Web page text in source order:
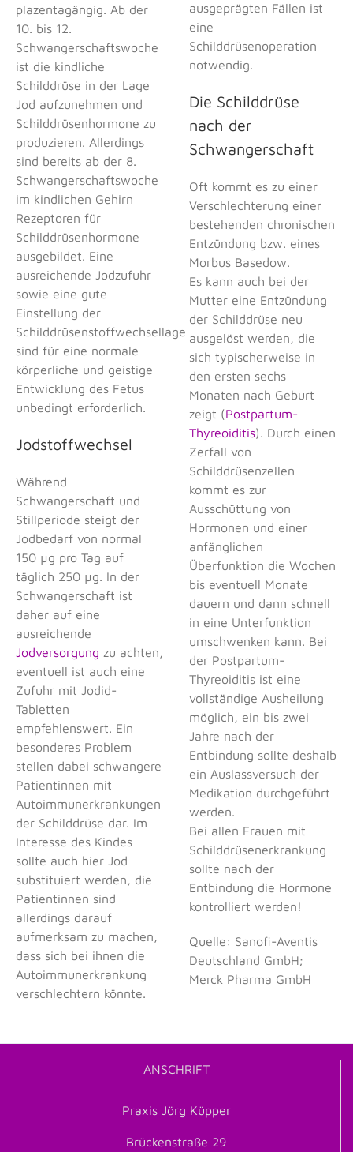
plazentagängig. Ab der
10. bis 12.
Schwangerschaftswoche
ist die kindliche
Schilddrüse in der Lage
Jod aufzunehmen und
Schilddrüsenhormone zu
produzieren. Allerdings
sind bereits ab der 8.
Schwangerschaftswoche
im kindlichen Gehirn
Rezeptoren für
Schilddrüsenhormone
ausgebildet. Eine
ausreichende Jodzufuhr
sowie eine gute
Einstellung der
Schilddrüsenstoffwechsellage
sind für eine normale
körperliche und geistige
Entwicklung des Fetus
unbedingt erforderlich.
Jodstoffwechsel
Während
Schwangerschaft und
Stillperiode steigt der
Jodbedarf von normal
150 µg pro Tag auf
täglich 250 µg. In der
Schwangerschaft ist
daher auf eine
ausreichende
Jodversorgung zu achten,
eventuell ist auch eine
Zufuhr mit Jodid-
Tabletten
empfehlenswert. Ein
besonderes Problem
stellen dabei schwangere
Patientinnen mit
Autoimmunerkrankungen
der Schilddrüse dar. Im
Interesse des Kindes
sollte auch hier Jod
substituiert werden, die
Patientinnen sind
allerdings darauf
aufmerksam zu machen,
dass sich bei ihnen die
Autoimmunerkrankung
verschlechtern könnte.
ausgeprägten Fällen ist
eine
Schilddrüsenoperation
notwendig.
Die Schilddrüse
nach der
Schwangerschaft
Oft kommt es zu einer
Verschlechterung einer
bestehenden chronischen
Entzündung bzw. eines
Morbus Basedow.
Es kann auch bei der
Mutter eine Entzündung
der Schilddrüse neu
ausgelöst werden, die
sich typischerweise in
den ersten sechs
Monaten nach Geburt
zeigt (Postpartum-
Thyreoiditis). Durch einen
Zerfall von
Schilddrüsenzellen
kommt es zur
Ausschüttung von
Hormonen und einer
anfänglichen
Überfunktion die Wochen
bis eventuell Monate
dauern und dann schnell
in eine Unterfunktion
umschwenken kann. Bei
der Postpartum-
Thyreoiditis ist eine
vollständige Ausheilung
möglich, ein bis zwei
Jahre nach der
Entbindung sollte deshalb
ein Auslassversuch der
Medikation durchgeführt
werden.
Bei allen Frauen mit
Schilddrüsenerkrankung
sollte nach der
Entbindung die Hormone
kontrolliert werden!
Quelle: Sanofi-Aventis
Deutschland GmbH;
Merck Pharma GmbH
ANSCHRIFT
Praxis Jörg Küpper
Brückenstraße 29